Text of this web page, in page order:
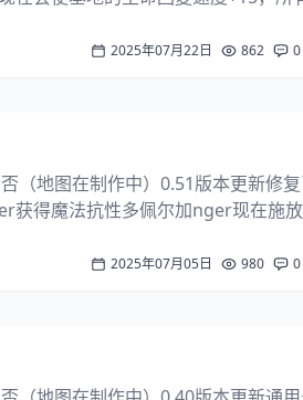
2025年07月22日 862 0
（地图在制作中）0.51版本更新修
获得魔法抗性多佩尔加nger现在施
2025年07月05日 980 0